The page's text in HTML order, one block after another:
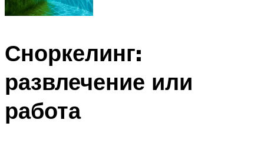
Сноркелинг:
развлечение или
работа